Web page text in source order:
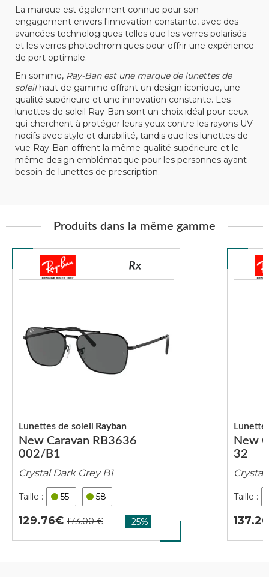
La marque est également connue pour son
engagement envers l'innovation constante, avec des
avancées technologiques telles que les verres polarisés
et les verres photochromiques pour offrir une expérience
de port optimale.
En somme, Ray-Ban est une marque de lunettes de
soleilhaut de gamme offrant un design iconique, une
qualité supérieure et une innovation constante. Les
lunettes de soleil Ray-Ban sont un choix idéal pour ceux
qui cherchent à protéger leurs yeux contre les rayons UV
nocifs avec style et durabilité, tandis que les lunettes de
vue Ray-Ban offrent la même qualité supérieure et le
même design emblématique pour les personnes ayant
besoin de lunettes de prescription.
Produits dans la même gamme
New Caravan RB3636
002/B1
Lunettes de soleil Rayban
Crystal Dark Grey B1
55 58
129.76
New
32
137.26